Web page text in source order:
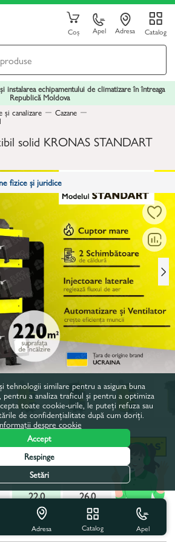
Coș Apel Adresa Catalog
instalarea echipamentului de climatizare în întreaga
Republică Moldova
și canalizare Cazane
solid KRONAS STANDART
fizice și juridice
22,0
26,0
Adresa Catalog Apel
tehnologii similare pentru a asigura buna
a analiza traficul și pentru a optimiza
toate cookie-urile, le puteți refuza sau
de confidențialitate după cum doriți.
despre cookie
Accept
Respinge
Setări